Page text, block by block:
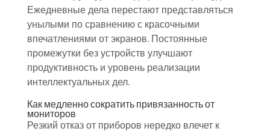
Ежедневные дела перестают представляться
унылыми по сравнению с красочными
впечатлениями от экранов. Постоянные
промежутки без устройств улучшают
продуктивность и уровень реализации
интеллектуальных дел.
Как медленно сократить привязанность от
мониторов
Резкий отказ от приборов нередко влечет к